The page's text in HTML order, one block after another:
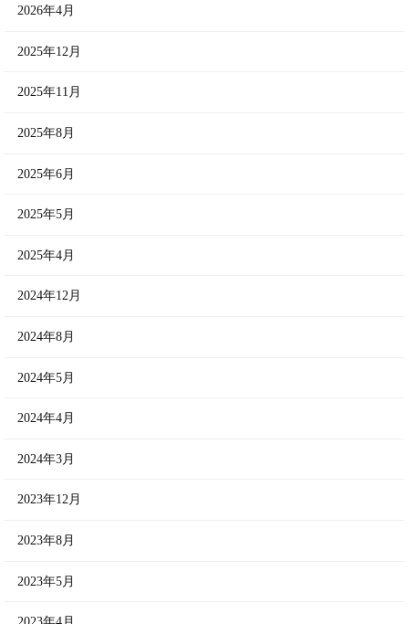
2026年4月
2025年12月
2025年11月
2025年8月
2025年6月
2025年5月
2025年4月
2024年12月
2024年8月
2024年5月
2024年4月
2024年3月
2023年12月
2023年8月
2023年5月